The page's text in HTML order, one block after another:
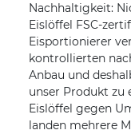
Nachhaltigkeit:
Eislöffel FSC-
Eisportionierer
kontrollierten
Anbau und
unser Produkt zu
Eislöffel gegen
landen mehrere